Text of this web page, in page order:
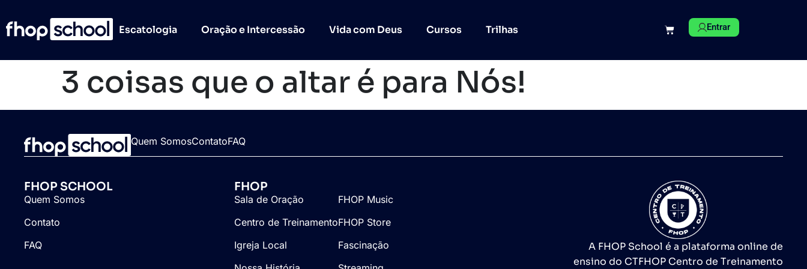
Escatologia Oração e Intercessão Vida com Deus Cursos Trilhas Entrar
3 coisas que o altar é para Nós!
Quem SomosContatoFAQ
FHOP SCHOOL
Quem Somos
Contato
FAQ
FHOP
Sala de Oração
Centro de Treinamento
Igreja Local
FHOP Music
FHOP Store
Fascinação
A FHOP School é a plataforma online de
ensino do CTFHOP Centro de Treinamento